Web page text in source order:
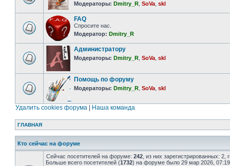
Модераторы: Dmitry_R SoVa skl
FAQ
Спросите нас.
Модератор: Dmitry_R
Администратору
Модераторы: Dmitry_R SoVa skl
Помощь по форуму
Модераторы: Dmitry_R SoVa skl
Удалить cookies форума Наша команда
ГЛАВНАЯ
Кто сейчас на форуме
Сейчас посетителей на форуме: 242 , из них зарегистрированных:
Больше всего посетителей (1732) на форуме было 29 мар 2026, 07:19